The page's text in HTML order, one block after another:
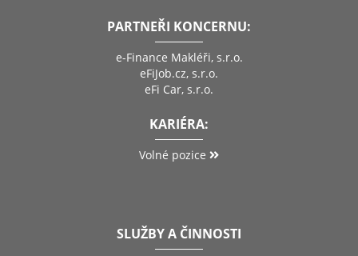
PARTNEŘI KONCERNU:
e-Finance Makléři, s.r.o.
eFiJob.cz, s.r.o.
eFi Car, s.r.o.
KARIÉRA:
Volné pozice
SLUŽBY A ČINNOSTI